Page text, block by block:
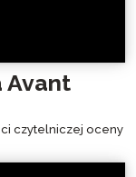
Avant
czytelniczej oceny